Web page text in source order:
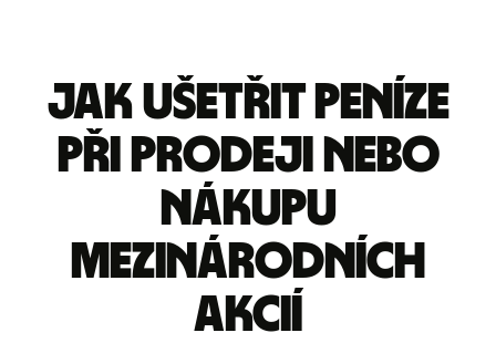
Jak ušetřit peníze
při prodeji nebo
nákupu
mezinárodních
akcií